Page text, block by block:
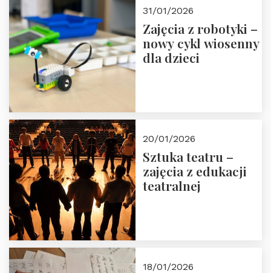
31/01/2026
Zajęcia z robotyki –
nowy cykl wiosenny
dla dzieci
20/01/2026
Sztuka teatru –
zajęcia z edukacji
teatralnej
18/01/2026